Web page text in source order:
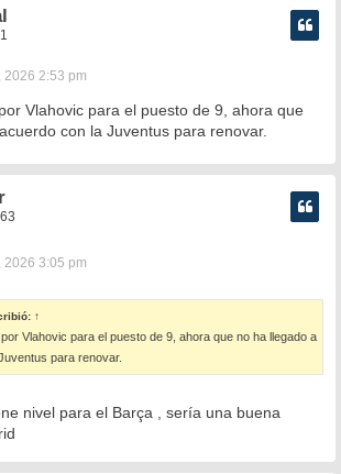
2026 2:53 pm
Vlahovic para el puesto de 9, ahora que
con la Juventus para renovar.
2026 3:05 pm
↑
Vlahovic para el puesto de 9, ahora que no ha llegado a
para renovar.
nivel para el Barça , sería una buena